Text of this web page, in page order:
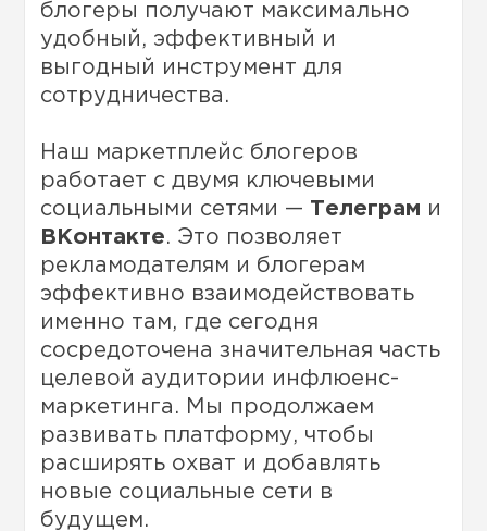
блогеры получают максимально
удобный, эффективный и
выгодный инструмент для
сотрудничества.
Наш маркетплейс блогеров
работает с двумя ключевыми
социальными сетями — Телеграм и
ВКонтакте. Это позволяет
рекламодателям и блогерам
эффективно взаимодействовать
именно там, где сегодня
сосредоточена значительная часть
целевой аудитории инфлюенс-
маркетинга. Мы продолжаем
развивать платформу, чтобы
расширять охват и добавлять
новые социальные сети в
будущем.